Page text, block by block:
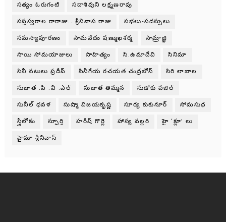
సత్యం ఓరుగంటి సదాశివుని లక్ష్మణరావు
సప్తస్వరాల రారాజు.. శ్రీనివాస రాజు సభలు-సదస్సులు
సమస్యాపూరణం సామవేదం షణ్ముఖశర్మ సామ్రాజ్ఞి
సాయి సోమయాజులు సాహిత్యం సి.ఉమాదేవి సినిమా
సినీ నటులు ప్రదీప్ సినీగేయ రచయత చంద్రబోస్ సిరి లాబాల
సుజాత .పి .వి .ఎల్ సుజాత తిమ్మన సుడోకు పజిల్
సునీల్ ధవళ సుష్మా విజయకృష్ణ సూర్య కుకునూర్ సోమసుధ
స్త్రీలోకం స్పూర్తి హరీష్ గొర్లె హాస్య వల్లరి హై ‘క్లూ’ లు
హైమా శ్రీనివాస్